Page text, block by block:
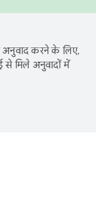
अनुवाद करने के लिए,
मिले अनुवादों में